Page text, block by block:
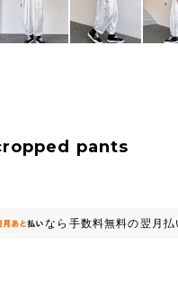
pants
なら 手数料無料の翌月